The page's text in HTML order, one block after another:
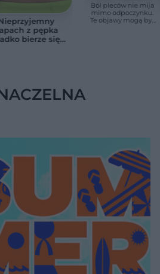
z pępka
bierze się
Ból pleców nie mija
mimo odpoczynku.
Te objawy mogą być